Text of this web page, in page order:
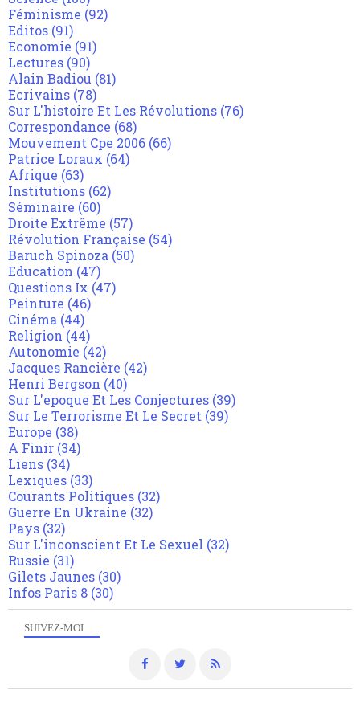
SUIVEZ-MOI
Féminisme (92)
Editos (91)
Economie (91)
Lectures (90)
Alain Badiou (81)
Ecrivains (78)
Sur L'histoire Et Les Révolutions (76)
Correspondance (68)
Mouvement Cpe 2006 (66)
Patrice Loraux (64)
Afrique (63)
Institutions (62)
Séminaire (60)
Droite Extrême (57)
Révolution Française (54)
Baruch Spinoza (50)
Education (47)
Questions Ix (47)
Peinture (46)
Cinéma (44)
Religion (44)
Autonomie (42)
Jacques Rancière (42)
Henri Bergson (40)
Sur L'epoque Et Les Conjectures (39)
Sur Le Terrorisme Et Le Secret (39)
Europe (38)
A Finir (34)
Liens (34)
Lexiques (33)
Courants Politiques (32)
Guerre En Ukraine (32)
Pays (32)
Sur L'inconscient Et Le Sexuel (32)
Russie (31)
Gilets Jaunes (30)
Infos Paris 8 (30)